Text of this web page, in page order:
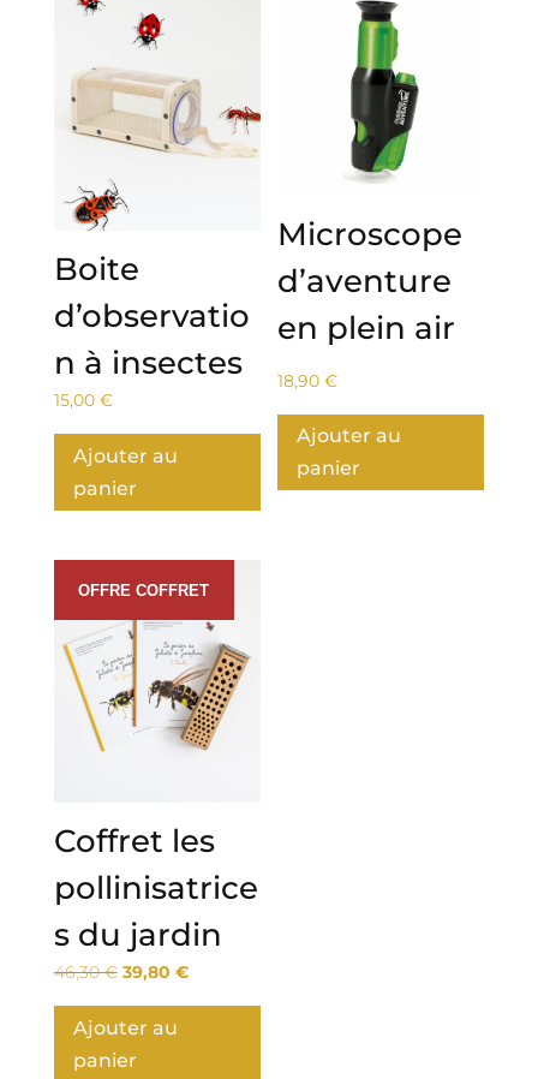
Boite
d’observatio
n à insectes
15,00 €
Ajouter au
panier
Microscope
d’aventure
en plein air
18,90€
Ajouter au
panier
Promo !
OFFRE COFFRET
Coffret les
pollinisatrice
s du jardin
46,30€ Le
initial
était :
39,80 €Le
Ajouter au
panier